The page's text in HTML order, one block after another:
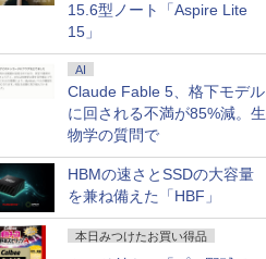
15.6型ノート「Aspire Lite
15」
AI
Claude Fable 5、格下モデル
に回される不満が85%減。生
物学の質問で
HBMの速さとSSDの大容量
を兼ね備えた「HBF」
本日みつけたお買い得品